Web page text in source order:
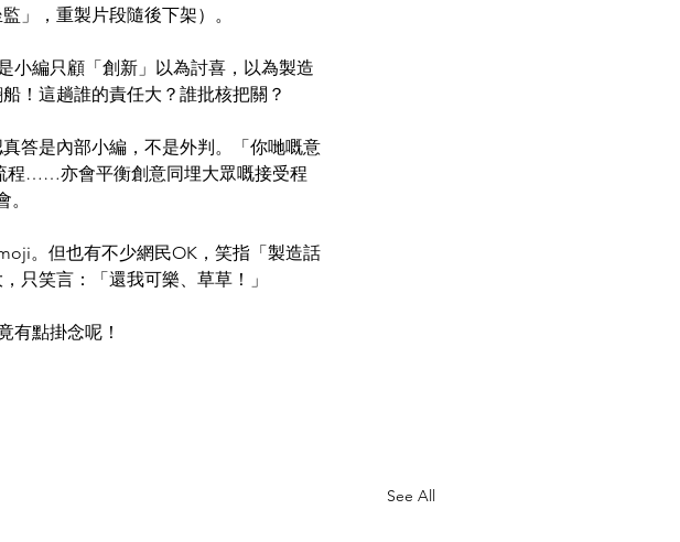
」，重製片段隨後下架）。
小編只顧「創新」以為討喜，以為製造
！這趟誰的責任大？誰批核把關？
答是內部小編，不是外判。「你哋嘅意
程……亦會平衡創意同埋大眾嘅接受程
。但也有不少網民OK，笑指「製造話
只笑言：「還我可樂、草草！」
有點掛念呢！
See All